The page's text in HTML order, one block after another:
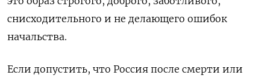
снисходительного и не делающего ошибок
начальства.
Если допустить, что Россия после смерти или